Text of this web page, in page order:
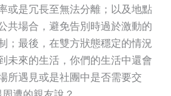
或是冗長至無法分離；以及地點
共場合，避免告別時過於激動的
；最後，在雙方狀態穩定的情況
未來的生活，你們的生活中還會
所遇見或是社團中是否需要交